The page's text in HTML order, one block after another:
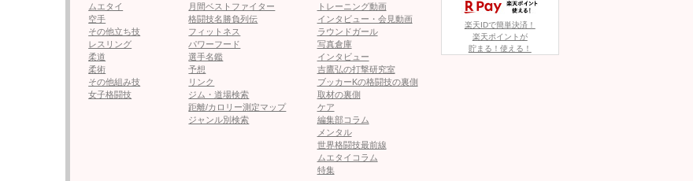
ダウンがカウントされ、ロッタンは“違う”と言わんばかりに手を振る。
激しい打ち合いが再開されると、武尊の右がヒットし、またもロッタンがダウン！
武尊が笑いながらロッタンに襲い掛かる。武尊の左が入り、ロッタンはコーナーに釘付け、ここでゴン
グが鳴る。
3R、ロッタンが左の前蹴り、ミドルでペースを戻そうとする。今度はロッタンが前蹴りからの連打で攻
める。武尊は笑いながら打たせると、またもど突き合いに。
4R、武尊は終始笑顔でガード越しにロッタンのパンチを受ける。ロッタ
ムエタイ
空手
その他立ち技
レスリング
柔道
柔術
その他組み技
女子格闘技
月間ベストファイター
格闘技名勝負列伝
フィットネス
パワーフード
選手名鑑
予想
リンク
ジム・道場検索
距離/カロリー測定マップ
ジャンル別検索
トレーニング動画
インタビュー・会見動画
ラウンドガール
写真倉庫
インタビュー
吉鷹弘の打撃研究室
ブッカーKの格闘技の裏側
取材の裏側
ケア
編集部コラム
メンタル
世界格闘技最前線
ムエタイコラム
特集
楽天IDで簡単決済！
楽天ポイントが
貯まる！使える！